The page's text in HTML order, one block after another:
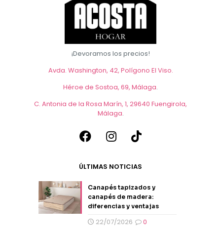
¡Devoramos los precios!
Avda. Washington, 42, Polígono El Viso.
Héroe de Sostoa, 69, Málaga.
C. Antonia de la Rosa Marín, 1, 29640 Fuengirola,
Málaga.
ÚLTIMAS NOTICIAS
Canapés tapizados y
canapés de madera:
diferencias y ventajas
22/07/2026 0